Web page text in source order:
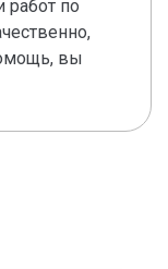
по
вы